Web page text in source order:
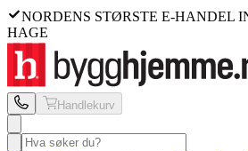
NORDENS STØRSTE E-HANDEL
HAGE
Handlekurv